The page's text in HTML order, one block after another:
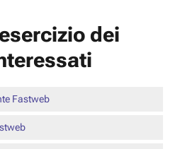
dei
Fastweb